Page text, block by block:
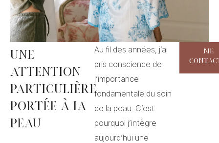
Une
attention
particulière
portée à la
peau
Au fil des années, j’ai
pris conscience de
l’importance
fondamentale du soin
de la peau. C’est
pourquoi j’intègre
aujourd’hui une
Me